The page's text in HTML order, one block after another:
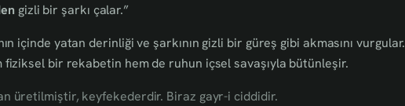
gizli bir şarkı çalar.”
içinde yatan derinliği ve şarkının gizli bir güreş gibi akmasını vurgular.
fiziksel bir rekabetin hem de ruhun içsel savaşıyla bütünleşir.
üretilmiştir, keyfekederdir. Biraz gayr-i ciddidir.